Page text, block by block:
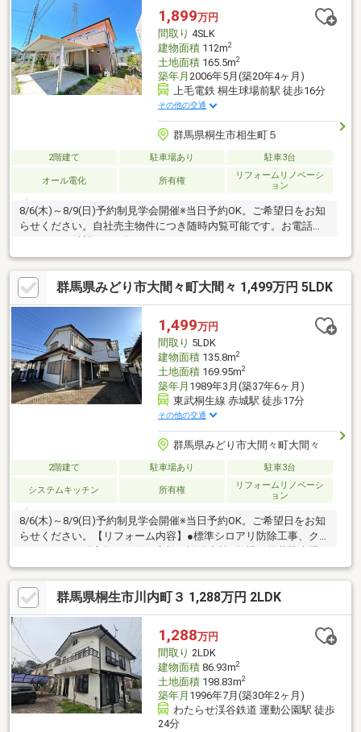
２４分♪□ 認定こども園はなぞのまで徒歩３分♪□ 桐生川内郵便
局まで徒歩１４分♪ □ ファミリーマート桐生川内町店まで徒歩３
８分♪
1,899万円
間取り 4SLK
建物面積112m2
土地面積165.5m2
築年月 2006年5月(築20年4ヶ月)
上毛電鉄 桐生球場前駅 徒歩16分
その他の交通
群馬県桐生市相生町５
2階建て 駐車場あり 駐車3台
オール電化 所有権
リフォームリノベーシ
ョン
8/6(木)～8/9(日)予約制見学会開催※当日予約OK。ご希望日をお知
らせください。自社売主物件につき随時内覧可能です。お電話か
群馬県みどり市大間々町大間々 1,499万円 5LDK
1,499万円
間取り 5LDK
建物面積135.8m2
土地面積169.95m2
築年月 1989年3月(築37年6ヶ月)
東武桐生線 赤城駅 徒歩17分
その他の交通
群馬県みどり市大間々町大間々
2階建て 駐車場あり 駐車3台
システムキッチン 所有権
リフォームリノベーシ
ョン
8/6(木)～8/9(日)予約制見学会開催※当日予約OK。ご希望日をお知
らせください。【リフォーム内容】●標準シロアリ防除工事、ク
リーニング、鍵交換、雨漏り点検、設備点検●外構・外装駐車場
拡張、屋根塗装、外壁塗装●水回りシステムキッチン交換、ユニ
ットバス交換、トイレ交換、洗面化粧台交換●内装間取変更、玄
関扉交換、室内ドア交換、シューズボックス交換【おすすめポイ
ント】・本物件は条件により住宅ローン減税が適用されます。・
シロアリ防除工事施工後5年間保証・新品の照明器具設置予定なの
で入居後にすぐに生活が始められます・お客様に合わせたローン
の組み方や金融機関をご
群馬県桐生市川内町３ 1,288万円 2LDK
1,288万円
間取り 2LDK
建物面積86.93m2
土地面積198.83m2
築年月 1996年7月(築30年2ヶ月)
わたらせ渓谷鉄道 運動公園駅 徒歩
24分